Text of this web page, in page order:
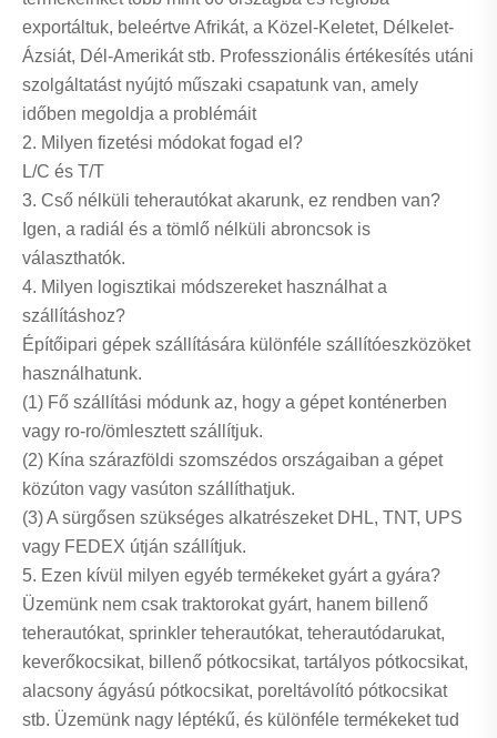
exportáltuk, beleértve Afrikát, a Közel-Keletet, Délkelet-
Ázsiát, Dél-Amerikát stb. Professzionális értékesítés utáni
szolgáltatást nyújtó műszaki csapatunk van, amely
időben megoldja a problémáit
2. Milyen fizetési módokat fogad el?
L/C és T/T
3. Cső nélküli teherautókat akarunk, ez rendben van?
Igen, a radiál és a tömlő nélküli abroncsok is
választhatók.
4. Milyen logisztikai módszereket használhat a
szállításhoz?
Építőipari gépek szállítására különféle szállítóeszközöket
használhatunk.
(1) Fő szállítási módunk az, hogy a gépet konténerben
vagy ro-ro/ömlesztett szállítjuk.
(2) Kína szárazföldi szomszédos országaiban a gépet
közúton vagy vasúton szállíthatjuk.
(3) A sürgősen szükséges alkatrészeket DHL, TNT, UPS
vagy FEDEX útján szállítjuk.
5. Ezen kívül milyen egyéb termékeket gyárt a gyára?
Üzemünk nem csak traktorokat gyárt, hanem billenő
teherautókat, sprinkler teherautókat, teherautódarukat,
keverőkocsikat, billenő pótkocsikat, tartályos pótkocsikat,
alacsony ágyású pótkocsikat, poreltávolító pótkocsikat
stb. Üzemünk nagy léptékű, és különféle termékeket tud